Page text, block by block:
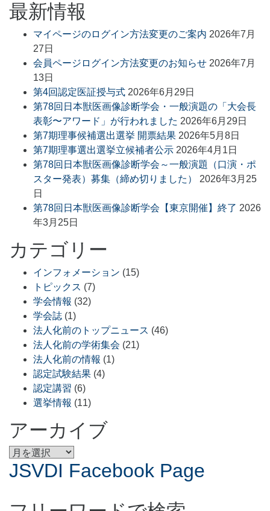
最新情報
マイページのログイン方法変更のご案内 2026年7月
27日
会員ページログイン方法変更のお知らせ 2026年7月
13日
第4回認定医証授与式 2026年6月29日
第78回日本獣医画像診断学会・一般演題の「大会長
表彰〜アワード」が行われました 2026年6月29日
第7期理事候補選出選挙 開票結果 2026年5月8日
第7期理事選出選挙立候補者公示 2026年4月1日
第78回日本獣医画像診断学会～一般演題（口演・ポ
スター発表）募集（締め切りました）
2026年3月25
日
第78回日本獣医画像診断学会【東京開催】終了 2026
年3月25日
カテゴリー
インフォメーション (15)
トピックス (7)
学会情報 (32)
学会誌 (1)
法人化前のトップニュース (46)
法人化前の学術集会 (21)
法人化前の情報 (1)
認定試験結果 (4)
認定講習 (6)
選挙情報 (11)
アーカイブ
ア
ー
JSVDI Facebook Page